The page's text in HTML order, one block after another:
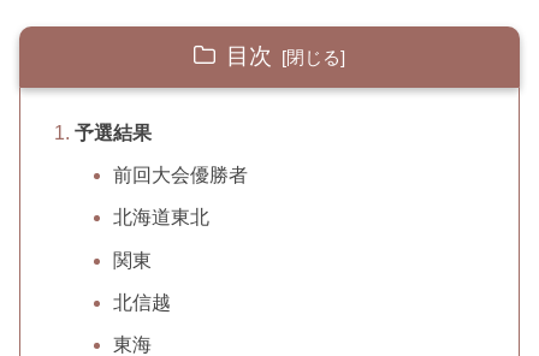
目次
予選結果
前回大会優勝者
北海道東北
関東
北信越
東海